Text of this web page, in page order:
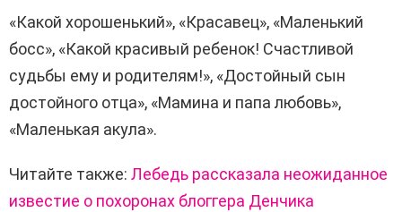
«Какой хорошенький», «Красавец», «Маленький
босс», «Какой красивый ребенок! Счастливой
судьбы ему и родителям!», «Достойный сын
достойного отца», «Мамина и папа любовь»,
«Маленькая акула».
Читайте также: Лебедь рассказала неожиданное
известие о похоронах блоггера Денчика